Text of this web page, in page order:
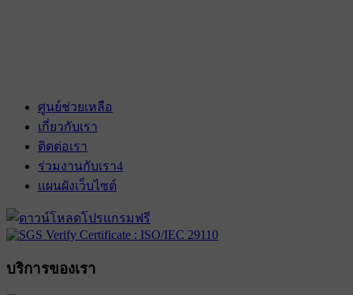
ศูนย์ช่วยเหลือ
เกี่ยวกับเรา
ติดต่อเรา
ร่วมงานกับเรา4
แผนผังเว็บไซต์
บริการของเรา